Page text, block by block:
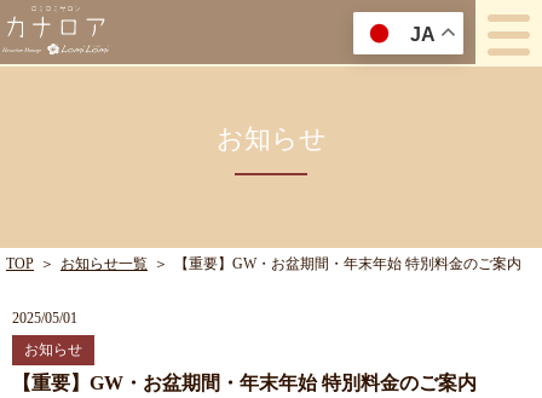
お知らせ
TOP ＞ お知らせ一覧 ＞ 【重要】GW・お盆期間・年末年始 特別料金のご案内
2025/05/01
お知らせ
【重要】GW・お盆期間・年末年始 特別料金のご案内
JA